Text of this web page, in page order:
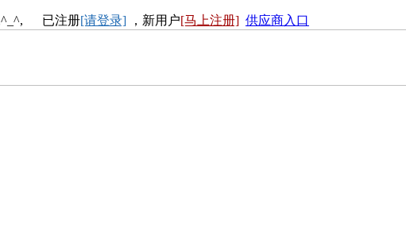
,^_^, 已注册[请登录] ，新用户[马上注册] 供应商入口